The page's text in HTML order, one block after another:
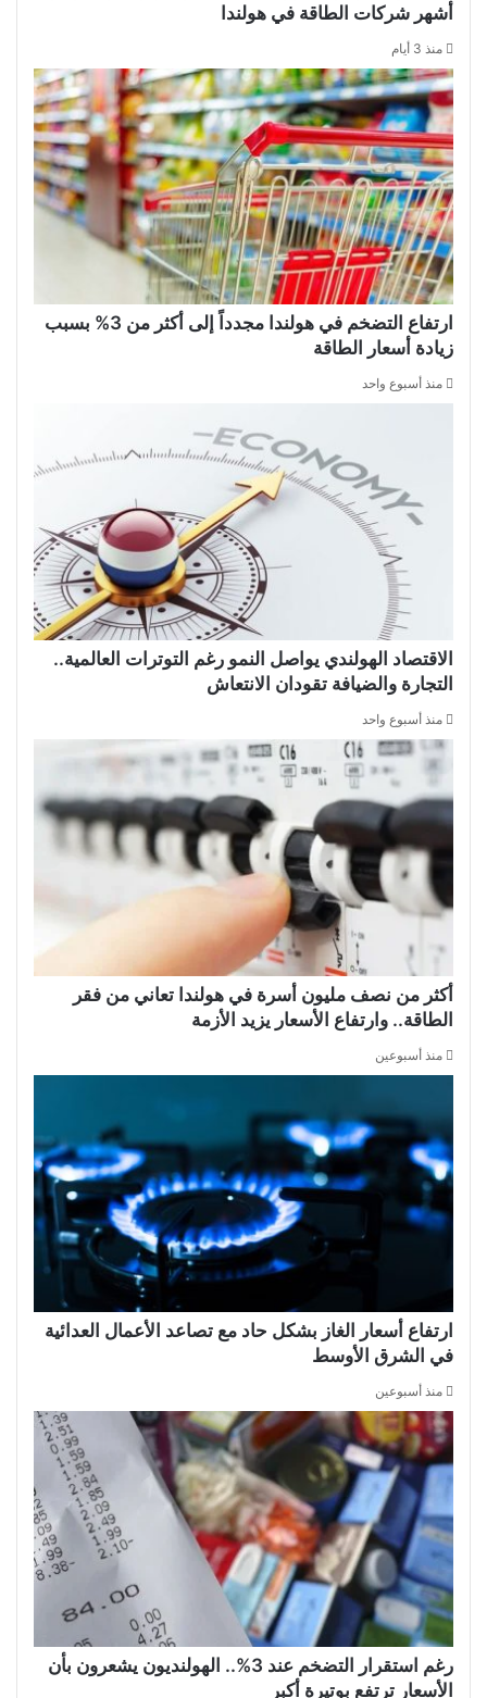
أشهر شركات الطاقة في هولندا
منذ 3 أيام
ارتفاع التضخم في هولندا مجدداً إلى أكثر من 3% بسبب
زيادة أسعار الطاقة
منذ أسبوع واحد
الاقتصاد الهولندي يواصل النمو رغم التوترات العالمية..
التجارة والضيافة تقودان الانتعاش
منذ أسبوع واحد
أكثر من نصف مليون أسرة في هولندا تعاني من فقر
الطاقة.. وارتفاع الأسعار يزيد الأزمة
منذ أسبوعين
ارتفاع أسعار الغاز بشكل حاد مع تصاعد الأعمال العدائية
في الشرق الأوسط
منذ أسبوعين
رغم استقرار التضخم عند 3%.. الهولنديون يشعرون بأن
الأسعار ترتفع بوتيرة أكبر